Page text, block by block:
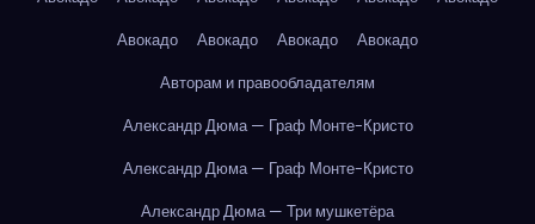
Авокадо
Авокадо Авокадо
Авокадо
Авторам и правообладателям
Александр Дюма — Граф Монте-Кристо
Александр Дюма — Граф Монте-Кристо
Александр Дюма — Три мушкетёра